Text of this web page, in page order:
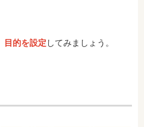
目的を設定 してみましょう。